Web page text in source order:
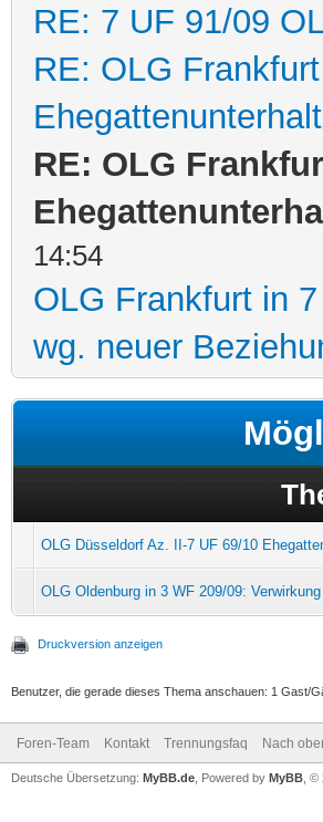
RE: 7 UF 91/09
RE: OLG
RE: OLG
14:54
OLG Frankfurt in
wg. neuer
OLG Düsseldorf Az. II-7 UF 69/10
OLG Oldenburg in 3 WF 209/09:
Druckversion anzeigen
Benutzer, die gerade dieses Thema anschauen: 1 Gast/
Foren-Team Kontakt Trennungsfaq Nach
Deutsche Übersetzung: MyBB.de , Powered by MyBB ,